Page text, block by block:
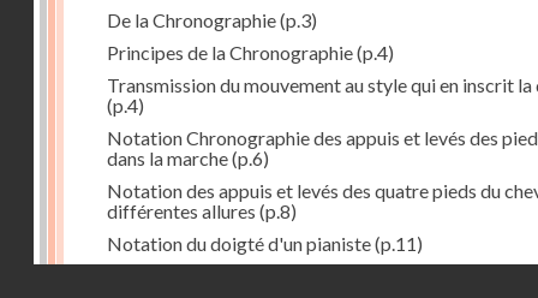
De la Chronographie(p.3)
Principes de la Chronographie(p.4)
Transmission du mouvement au style qui en inscrit la
(p.4)
Notation Chronographie des appuis et levés des
dans la marche(p.6)
Notation des appuis et levés des quatre pieds du
différentes allures (p.8)
Notation du doigté d'un pianiste(p.11)